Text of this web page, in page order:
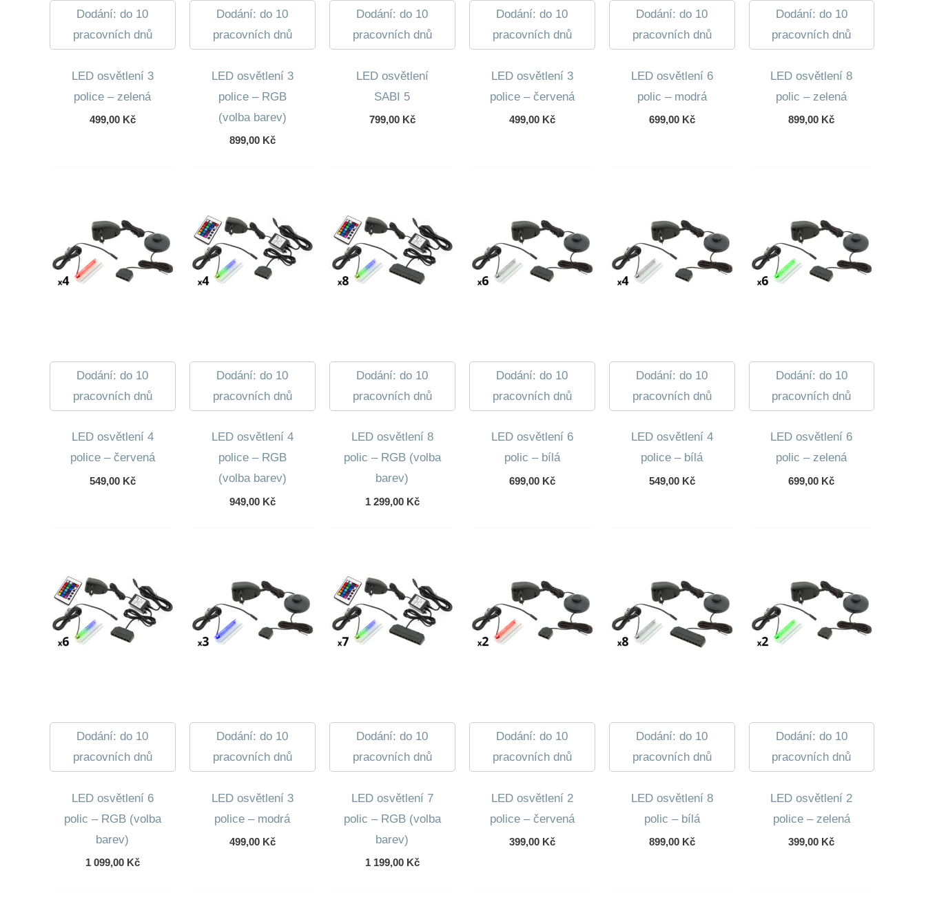
Dodání: do 10
pracovních dnů
LED osvětlení 3
police – zelená
499,00 Kč
Dodání: do 10
pracovních dnů
LED osvětlení 3
police – RGB
(volba barev)
899,00 Kč
Dodání: do 10
pracovních dnů
LED osvětlení
SABI 5
799,00 Kč
Dodání: do 10
pracovních dnů
LED osvětlení 3
police – červená
499,00 Kč
Dodání: do 10
pracovních dnů
LED osvětlení 6
polic – modrá
699,00 Kč
Dodání: do 10
pracovních dnů
LED osvětlení 8
polic – zelená
899,00 Kč
Dodání: do 10
pracovních dnů
LED osvětlení 4
police – červená
549,00 Kč
Dodání: do 10
pracovních dnů
LED osvětlení 4
police – RGB
(volba barev)
949,00 Kč
Dodání: do 10
pracovních dnů
LED osvětlení 8
polic – RGB (volba
barev)
1 299,00 Kč
Dodání: do 10
pracovních dnů
LED osvětlení 6
polic – bílá
699,00 Kč
Dodání: do 10
pracovních dnů
LED osvětlení 4
police – bílá
549,00 Kč
Dodání: do 10
pracovních dnů
LED osvětlení 6
polic – zelená
699,00 Kč
Dodání: do 10
pracovních dnů
LED osvětlení 6
polic – RGB (volba
barev)
1 099,00 Kč
Dodání: do 10
pracovních dnů
LED osvětlení 3
police – modrá
499,00 Kč
Dodání: do 10
pracovních dnů
LED osvětlení 7
polic – RGB (volba
barev)
1 199,00 Kč
Dodání: do 10
pracovních dnů
LED osvětlení 2
police – červená
399,00 Kč
Dodání: do 10
pracovních dnů
LED osvětlení 8
polic – bílá
899,00 Kč
Dodání: do 10
pracovních dnů
LED osvětlení 2
police – zelená
399,00 Kč